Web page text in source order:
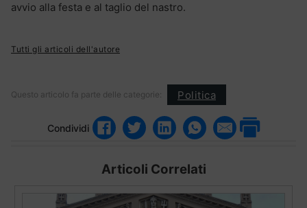
avvio alla festa e al taglio del nastro.
Tutti gli articoli dell'autore
Questo articolo fa parte delle categorie: Politica
Condividi
Articoli Correlati